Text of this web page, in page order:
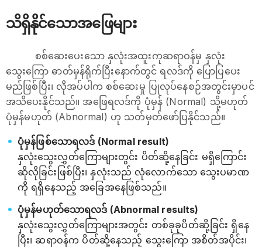
သိရှိနိုင်သောအဖြေများ
စစ်ဆေးပေးသော နှလုံးအထူးကုဆရာဝန်မှ နှလုံး
သွေးကြော ဓာတ်မှန်ရိုက်ပြီးနောက်တွင် ရလဒ်ကို ပြောပြပေး
မည်ဖြစ်ပြီး၊ လိုအပ်ပါက စစ်ဆေးမှု ပြုလုပ်နေစဉ်အတွင်းမှာပင်
အသိပေးနိုင်သည်။ အဖြေရလဒ်ကို ပုံမှန် (Normal) သို့မဟုတ်
ပုံမှန်မဟုတ် (Abnormal) ဟု သတ်မှတ်ဖော်ပြနိုင်သည်။
ပုံမှန်ဖြစ်သောရလဒ် (Normal result)
နှလုံးသွေးလွှတ်ကြောများတွင်း ပိတ်ဆို့နေခြင်း မရှိကြောင်း
ဆိုလိုခြင်းဖြစ်ပြီး၊ နှလုံးသည် လုံလောက်သော သွေးပမာဏ
ကို ရရှိနေသည့် အခြေအနေဖြစ်သည်။
ပုံမှန်မဟုတ်သောရလဒ် (Abnormal results)
နှလုံးသွေးလွှတ်ကြောများအတွင်း တစ်ခုခုပိတ်ဆို့ခြင်း ရှိနေ
ပြီး၊ ဆရာဝန်က ပိတ်ဆို့နေသည့် သွေးကြော အစိတ်အပိုင်း၊